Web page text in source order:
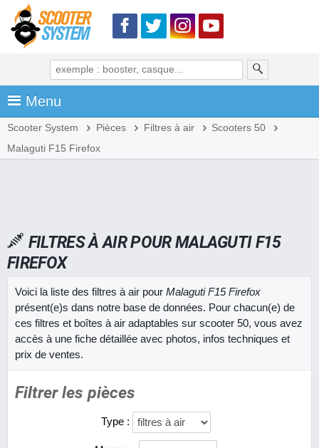
Menu
Scooter System Pièces Filtres à air
Scooters 50
Malaguti F15 Firefox
FILTRES À AIR POUR MALAGUTI F15
FIREFOX
Voici la liste des filtres à air pour Malaguti F15 Firefox
présent(e)s dans notre base de données. Pour chacun(e) de
ces filtres et boîtes à air adaptables sur scooter 50, vous avez
accès à une fiche détaillée avec photos, infos techniques et
prix de ventes.
Filtrer les pièces
Type :